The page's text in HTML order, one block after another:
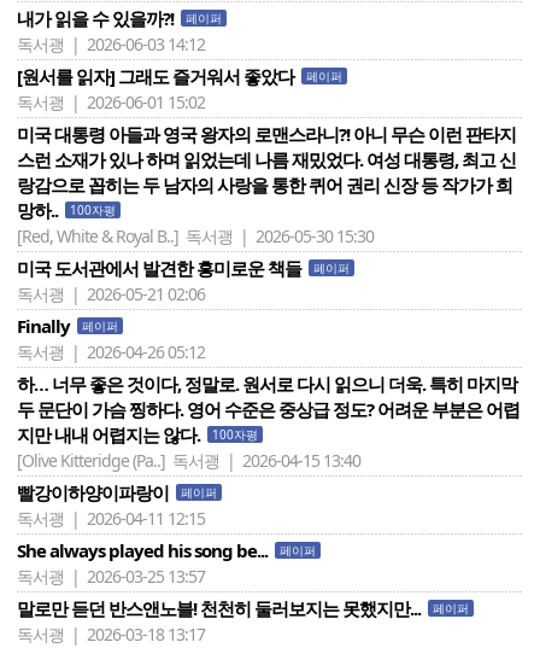
내가 읽을 수 있을까?! 페이퍼
독서괭 | 2026-06-03 14:12
[원서를 읽자] 그래도 즐거워서 좋았다 페이퍼
독서괭 | 2026-06-01 15:02
미국 대통령 아들과 영국 왕자의 로맨스라니?! 아니 무슨 이런 판타지
스런 소재가 있나 하며 읽었는데 나름 재밌었다. 여성 대통령, 최고 신
랑감으로 꼽히는 두 남자의 사랑을 통한 퀴어 권리 신장 등 작가가 희
망하..
100자평
[Red, White & Royal B..] 독서괭 | 2026-05-30 15:30
미국 도서관에서 발견한 흥미로운 책들 페이퍼
독서괭 | 2026-05-21 02:06
Finally 페이퍼
독서괭 | 2026-04-26 05:12
하… 너무 좋은 것이다, 정말로. 원서로 다시 읽으니 더욱. 특히 마지막
두 문단이 가슴 찡하다. 영어 수준은 중상급 정도? 어려운 부분은 어렵
지만 내내 어렵지는 않다.
100자평
[Olive Kitteridge (Pa..] 독서괭 | 2026-04-15 13:40
빨강이하양이파랑이 페이퍼
독서괭 | 2026-04-11 12:15
She always played his song be... 페이퍼
독서괭 | 2026-03-25 13:57
말로만 듣던 반스앤노블! 천천히 둘러보지는 못했지만... 페이퍼
독서괭 | 2026-03-18 13:17